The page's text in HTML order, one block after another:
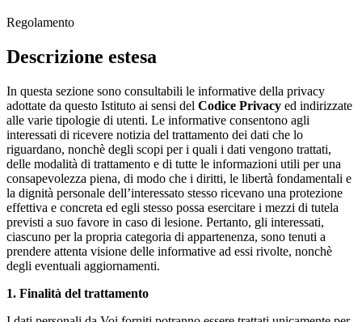
Regolamento
Descrizione estesa
In questa sezione sono consultabili le informative della privacy
adottate da questo Istituto ai sensi del Codice Privacy ed indirizzate
alle varie tipologie di utenti. Le informative consentono agli
interessati di ricevere notizia del trattamento dei dati che lo
riguardano, nonchè degli scopi per i quali i dati vengono trattati,
delle modalità di trattamento e di tutte le informazioni utili per una
consapevolezza piena, di modo che i diritti, le libertà fondamentali e
la dignità personale dell’interessato stesso ricevano una protezione
effettiva e concreta ed egli stesso possa esercitare i mezzi di tutela
previsti a suo favore in caso di lesione. Pertanto, gli interessati,
ciascuno per la propria categoria di appartenenza, sono tenuti a
prendere attenta visione delle informative ad essi rivolte, nonchè
degli eventuali aggiornamenti.
1. Finalità del trattamento